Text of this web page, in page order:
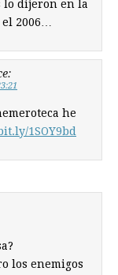
lo dijeron en la
el 2006…
he
1SOY9bd
los enemigos